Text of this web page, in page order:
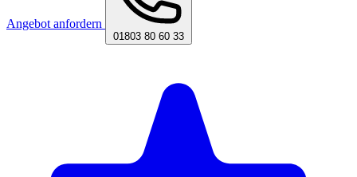
Angebot anfordern
01803 80 60 33